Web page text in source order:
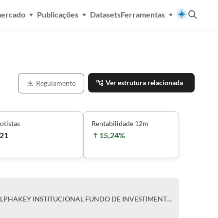
Publicações DatasetsFerramentas
Regulamento Ver estrutura relacionada
Rentabilidade 12m
15,24%
CLASSE ÚNICA DE COTAS DO ALPHAKEY INSTITUCIONAL FUNDO DE INVESTIMENTO FINANCEIRO EM COTAS DE FUNDOS DE INVESTIMENTO EM AÇÕES - RESPONSABILIDADE LIMITADA